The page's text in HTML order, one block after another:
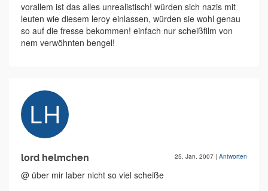
vorallem ist das alles unrealistisch! würden sich nazis mit
leuten wie diesem leroy einlassen, würden sie wohl genau
so auf die fresse bekommen! einfach nur scheißfilm von
nem verwöhnten bengel!
lord helmchen 25. Jan. 2007 | Antworten
@ über mir laber nicht so viel scheiße